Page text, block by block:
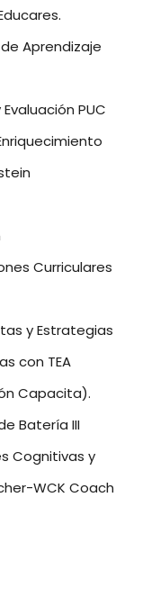
Aprendizaje
PUC
Curriculares
y Estrategias
con TEA
Capacita).
Batería III
Cognitivas y
WCK Coach